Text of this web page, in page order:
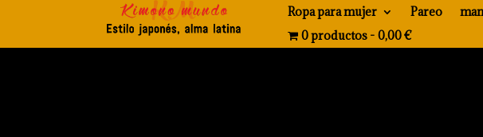
Ropa para mujer Pareo
0 productos
0,00 €